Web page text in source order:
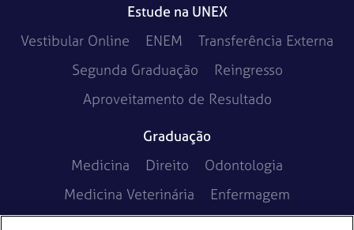
Estude na UNEX
Vestibular Online
ENEM
Transferência Externa
Segunda Graduação
Reingresso
Aproveitamento de Resultado
Graduação
Medicina
Direito
Odontologia
Medicina Veterinária
Enfermagem